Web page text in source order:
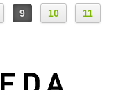
9 10 11